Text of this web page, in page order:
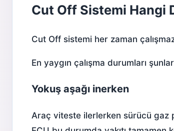
Cut Off Sistemi Hangi
Cut Off sistemi her zaman
En yaygın çalışma durumları
Yokuş aşağı inerken
Araç viteste ilerlerken sürücü gaz